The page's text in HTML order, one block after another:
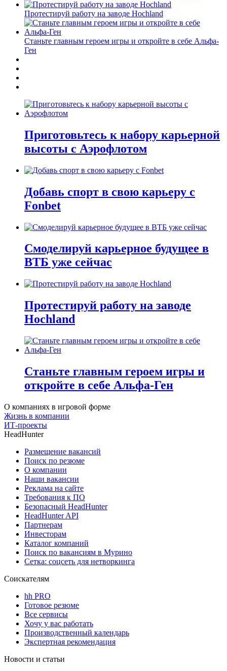
Протестируй работу на заводе Hochland
Станьте главным героем игры и откройте в себе Альфа-
Ген
Приготовьтесь к набору карьерной
высоты с Аэрофлотом
Добавь спорт в свою карьеру с
Fonbet
Смоделируй карьерное будущее в
ВТБ уже сейчас
Протестируй работу на заводе
Hochland
Станьте главным героем игры и
откройте в себе Альфа-Ген
О компаниях в игровой форме
Жизнь в компании
ИТ-проекты
HeadHunter
Размещение вакансий
Поиск по резюме
О компании
Наши вакансии
Реклама на сайте
Требования к ПО
Безопасный HeadHunter
HeadHunter API
Партнерам
Инвесторам
Каталог компаний
Поиск по вакансиям в Мурино
Сетка: соцсеть для нетворкинга
Соискателям
hh PRO
Готовое резюме
Все сервисы
Хочу у вас работать
Производственный календарь
Экспертная рекомендация
Новости и статьи